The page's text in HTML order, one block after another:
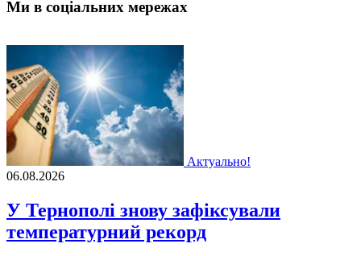
Ми в соціальних мережах
Актуально!
06.08.2026
У Тернополі знову зафіксували
температурний рекорд